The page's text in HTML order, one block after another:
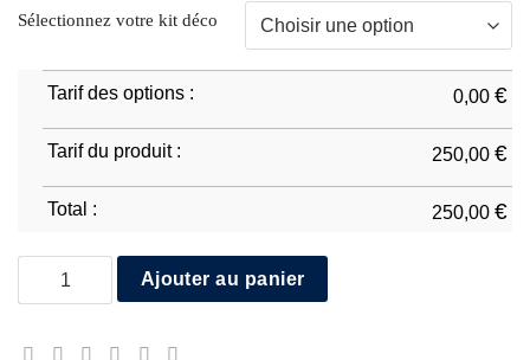
Sélectionnez votre kit déco
Tarif des options : 0,00 €
Tarif du produit : 250,00 €
Total : 250,00 €
quantité de Triumph Daytona 675R 2013/16
Ajouter au panier